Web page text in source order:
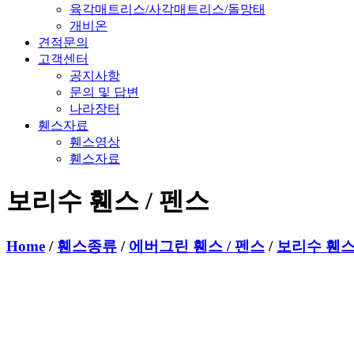
육각매트리스/사각매트리스/돌망태
개비온
견적문의
고객센터
공지사항
문의 및 답변
나라장터
휀스자료
휀스영상
휀스자료
보리수 휀스 / 펜스
Home / 휀스종류 / 에버그린 휀스 / 펜스 / 보리수 휀